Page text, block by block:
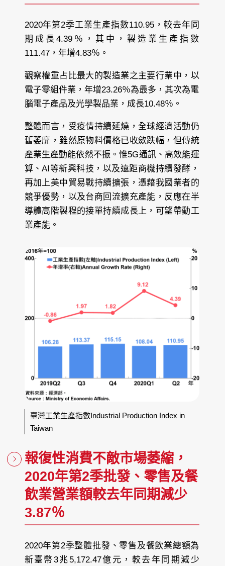
2020年第2季工業生產指數110.95，較去年同
期成長4.39％，其中，製造業生產指數
111.47，年增4.83％。
觀察權重占比最大的製造業之主要行業中，以
電子零組件業，年增23.26％為最多，其次為電
腦電子產品及光學製品業，成長10.48％。
整體而言，受疫情持續延燒，全球經濟活動仍
舊萎靡，雖然原物料價格已收斂跌幅，但傳統
產業生產動能依然不振。惟5G通訊、高效能運
算、AI等新興科技，以及遠距商機持續發酵，
再加上美中貿易戰持續擴張，憑藉我國業者的
競爭優勢，以及台商回流擴充產能，反應在半
導體高階製程的接單持續成長上，可望帶動工
業產能。
臺灣工業生產指數Industrial Production Index in
Taiwan
報復性消費不敵市場萎縮，
2020年第2季批發、零售及餐
飲業營業額較去年同期減少
3.87％
2020年第2季整體批發、零售及餐飲業總額為
新臺幣3兆5,172.47億元，較去年同期減少